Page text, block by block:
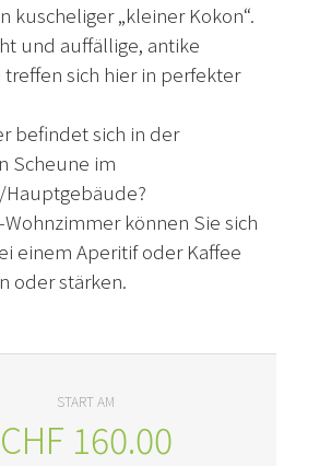
kuscheliger „kleiner Kokon“.
und auffällige, antike
treffen sich hier in perfekter
befindet sich in der
Scheune im
können Sie sich
einem Aperitif oder Kaffee
oder stärken.
START AM
CHF 160.00